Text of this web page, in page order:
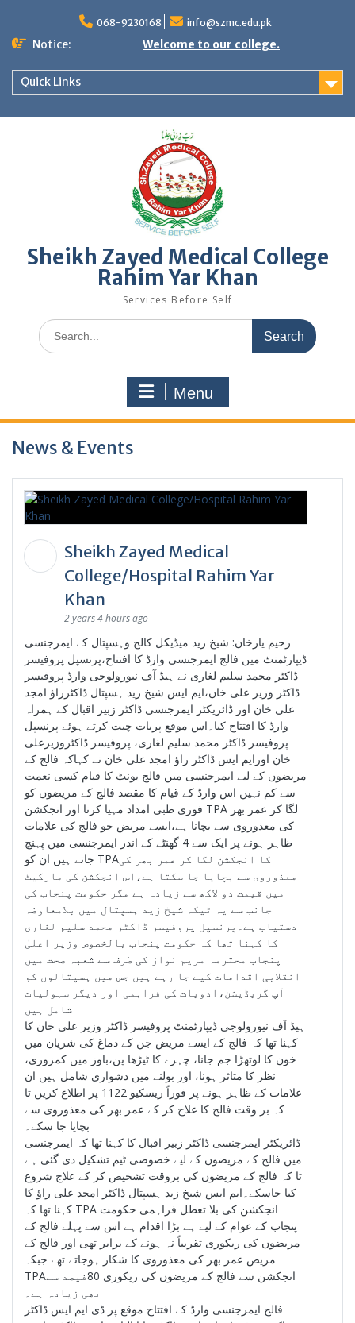
content
068-9230168 info@szmc.edu.pk
Notice: Welcome to our college.
Quick Links
Sheikh Zayed Medical College
Rahim Yar Khan
Services Before Self
Search
for:
Menu
News & Events
Sheikh Zayed Medical
College/Hospital Rahim Yar
Khan
2 years 4 hours ago
رحیم یارخان: شیخ زید میڈیکل کالج وہسپتال کے ایمرجنسی
ڈیپارٹمنٹ میں فالج ایمرجنسی وارڈ کا افتتاح،پرنسپل پروفیسر
ڈاکٹر محمد سلیم لغاری نے ہیڈ آف نیورولوجی وارڈ پروفیسر
ڈاکٹر وزیر علی خان،ایم ایس شیخ زید ہسپتال ڈاکٹرراؤ امجد
علی خان اور ڈائریکٹر ایمرجنسی ڈاکٹر زبیر اقبال کے ہمراہ
وارڈ کا افتتاح کیا۔اس موقع پربات چیت کرتے ہوئے پرنسپل
پروفیسر ڈاکٹر محمد سلیم لغاری، پروفیسر ڈاکٹروزیرعلی
خان اورایم ایس ڈاکٹر راؤ امجد علی خان نے کہاکہ فالج کے
مریضوں کے لیے ایمرجنسی میں فالج یونٹ کا قیام کسی نعمت
سے کم نہیں اس وارڈ کے قیام کا مقصد فالج کے مریضوں کو
فوری طبی امداد مہیا کرنا اور انجکشن TPA لگا کر عمر بھر
کی معذوروی سے بچانا ہے،ایسے مریض جو فالج کی علامات
ظاہر ہونے پر ایک سے 4 گھنٹے کے اندر ایمرجنسی میں پہنچ
جاتے ہیں ان کو TPAکا انجکشن لگا کر عمر بھر کی
معذوروی سے بچایا جا سکتا ہے،اس انجکشن کی مارکیٹ
میں قیمت دو لاکھ سے زیادہ ہے مگر حکومت پنجاب کی
جانب سے یہ ٹیکہ شیخ زید ہسپتال میں بلامعاوضہ
دستیاب ہے۔پرنسپل پروفیسر ڈاکٹر محمد سلیم لغاری
کا کہنا تھا کہ حکومت پنجاب بالخصوص وزیر اعلیٰ
پنجاب محترمہ مریم نواز کی طرف سے شعبہ صحت میں
انقلابی اقدامات کیے جا رہے ہیں جس میں ہسپتالوں کو
آپ گریڈیشن،ادویات کی فراہمی اور دیگر سہولیات
شامل ہیں
ہیڈ آف نیورولوجی ڈیپارٹمنٹ پروفیسر ڈاکٹر وزیر علی خان کا
کہنا تھا کہ فالج کے ایسے مریض جن کے دماغ کی شریان میں
خون کا لوتھڑا جم جانا، چہرے کا ٹیڑھا پن،باوز میں کمزوری،
نظر کا متاثر ہونا، اور بولنے میں دشواری شامل ہیں ان
علامات کے ظاہر ہونے پر فوراً ریسکیو 1122 پر اطلاع کریں تا
کہ بر وقت فالج کا علاج کر کے عمر بھر کی معذوروی سے
بچایا جا سکے۔
ڈائریکٹر ایمرجنسی ڈاکٹر زبیر اقبال کا کہنا تھا کہ ایمرجنسی
میں فالج کے مریضوں کے لیے خصوصی ٹیم تشکیل دی گئی ہے
تا کہ فالج کے مریضوں کی بروقت تشخیص کر کے علاج شروع
کیا جاسکے۔ایم ایس شیخ زید ہسپتال ڈاکٹر امجد علی راؤ کا
کہنا تھا کہ TPA انجکشن کی بلا تعطل فراہمی حکومت
پنجاب کے عوام کے لیے ہے بڑا اقدام ہے اس سے پہلے فالج کے
مریضوں کی ریکوری تقریباً نہ ہونے کے برابر تھی اور فالج کے
مریض عمر بھر کی معذوروی کا شکار ہوجاتے تھے جبکہ
TPAانجکشن سے فالج کے مریضوں کی ریکوری 80فیصد سے
بھی زیادہ ہے۔
فالج ایمرجنسی وارڈ کے افتتاح موقع پر ڈی ایم ایس ڈاکٹر